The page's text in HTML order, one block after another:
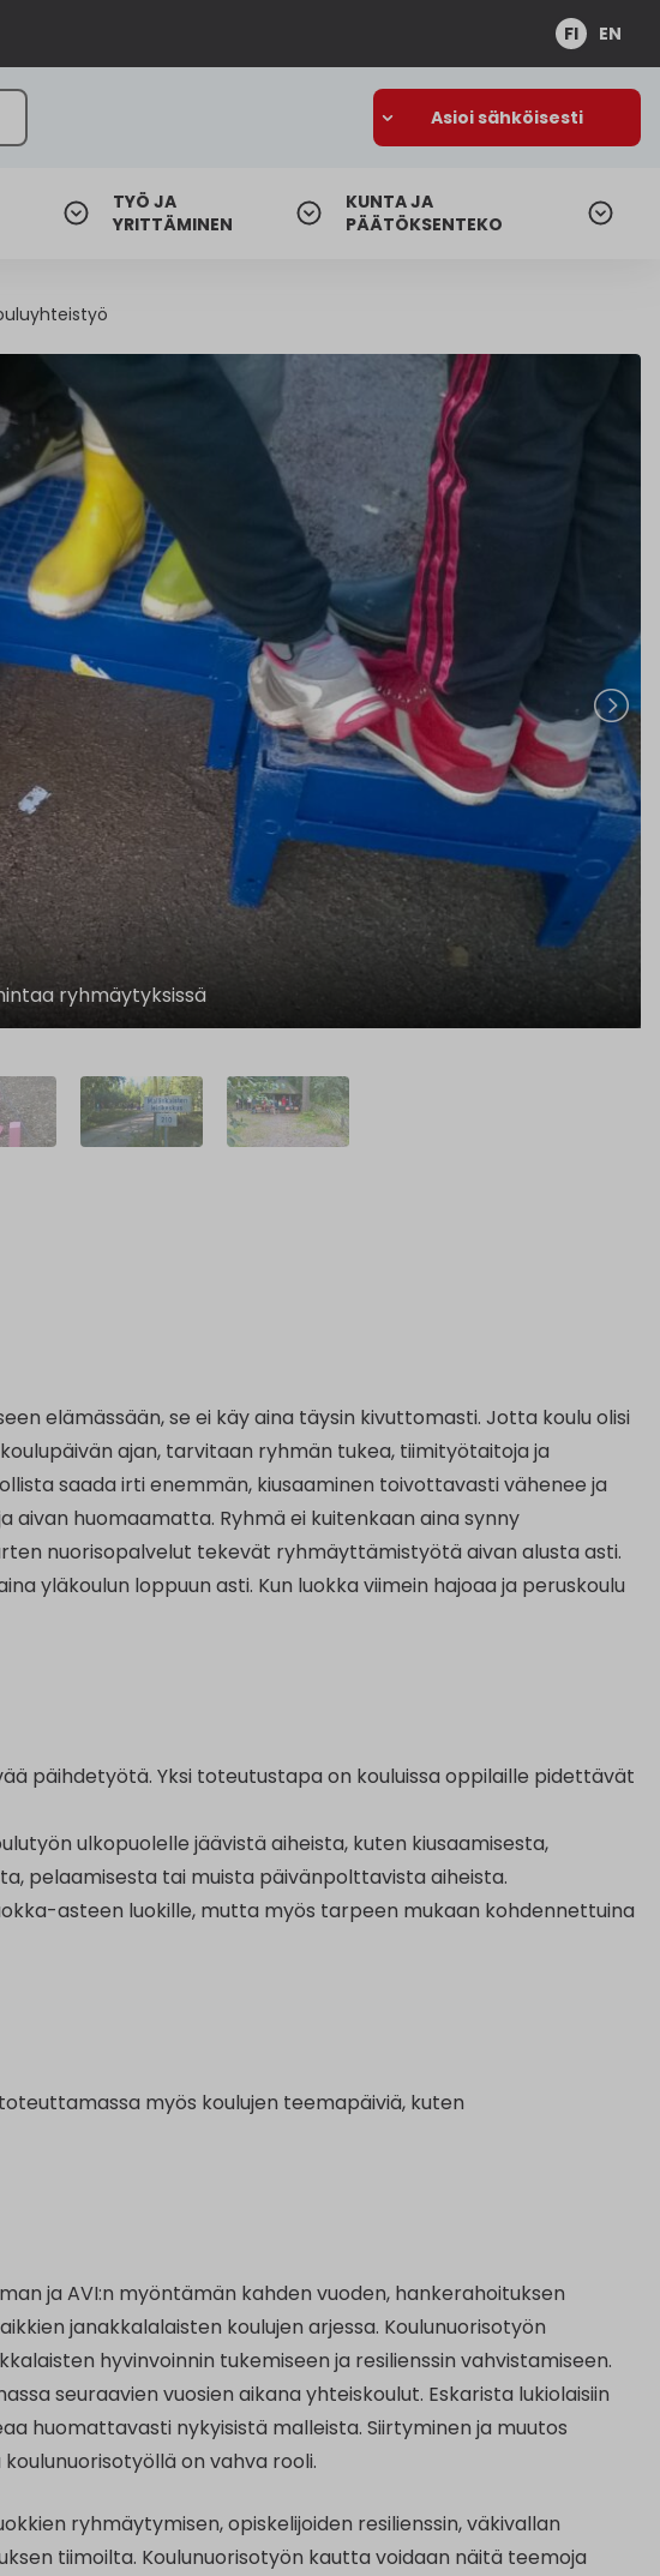
FI EN
Asioi sähköisesti
TYÖ JA
YRITTÄMINEN
KUNTA JA
PÄÄTÖKSENTEKO
ryhmäytyksissä
elämässään, se ei käy aina täysin kivuttomasti. Jotta koulu olisi
ajan, tarvitaan ryhmän tukea, tiimityötaitoja ja
saada irti enemmän, kiusaaminen toivottavasti vähenee ja
huomaamatta. Ryhmä ei kuitenkaan aina synny
nuorisopalvelut tekevät ryhmäyttämistyötä aivan alusta asti.
yläkoulun loppuun asti. Kun luokka viimein hajoaa ja peruskoulu
päihdetyötä. Yksi toteutustapa on kouluissa oppilaille pidettävät
ulkopuolelle jäävistä aiheista, kuten kiusaamisesta,
pelaamisesta tai muista päivänpolttavista aiheista.
asteen luokille, mutta myös tarpeen mukaan kohdennettuina
myös koulujen teemapäiviä, kuten
ja AVI:n myöntämän kahden vuoden, hankerahoituksen
janakkalalaisten koulujen arjessa. Koulunuorisotyön
hyvinvoinnin tukemiseen ja resilienssin vahvistamiseen.
seuraavien vuosien aikana yhteiskoulut. Eskarista lukiolaisiin
huomattavasti nykyisistä malleista. Siirtyminen ja muutos
on vahva rooli.
ryhmäytymisen, opiskelijoiden resilienssin, väkivallan
tiimoilta. Koulunuorisotyön kautta voidaan näitä teemoja